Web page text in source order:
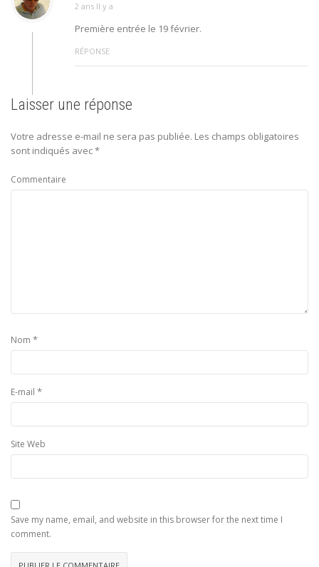
2 ans Il y a
Première entrée le 19 février.
RÉPONSE
Laisser une réponse
Votre adresse e-mail ne sera pas publiée. Les champs obligatoires
sont indiqués avec*
Commentaire
Nom *
E-mail *
Site Web
Save my name, email, and website in this browser for the next time I
comment.